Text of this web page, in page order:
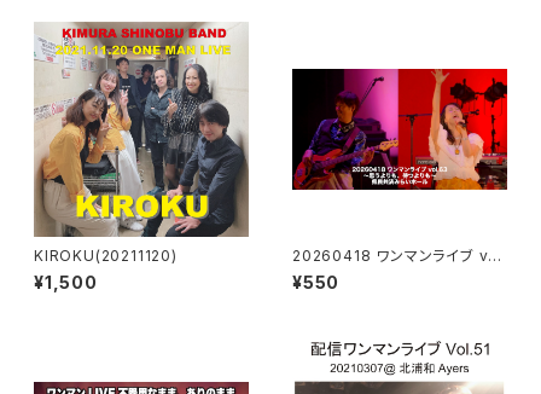
KIROKU(20211120)
¥1,500
20260418 ワンマンライブ vo
l.63 〜思うよりも、待つよりも〜
県民共済みらいホール
¥550